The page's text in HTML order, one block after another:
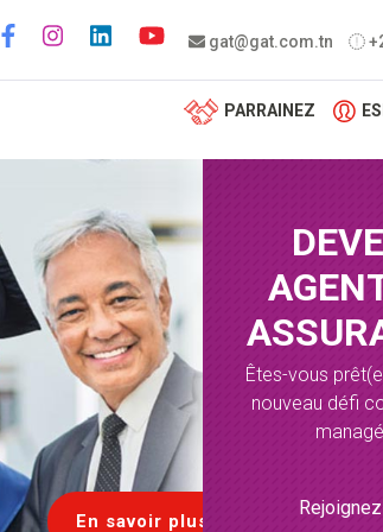
gat@gat.com.tn
Social menu
PARRAINEZ
En savoir plus
Êtes-vous
nouveau défi